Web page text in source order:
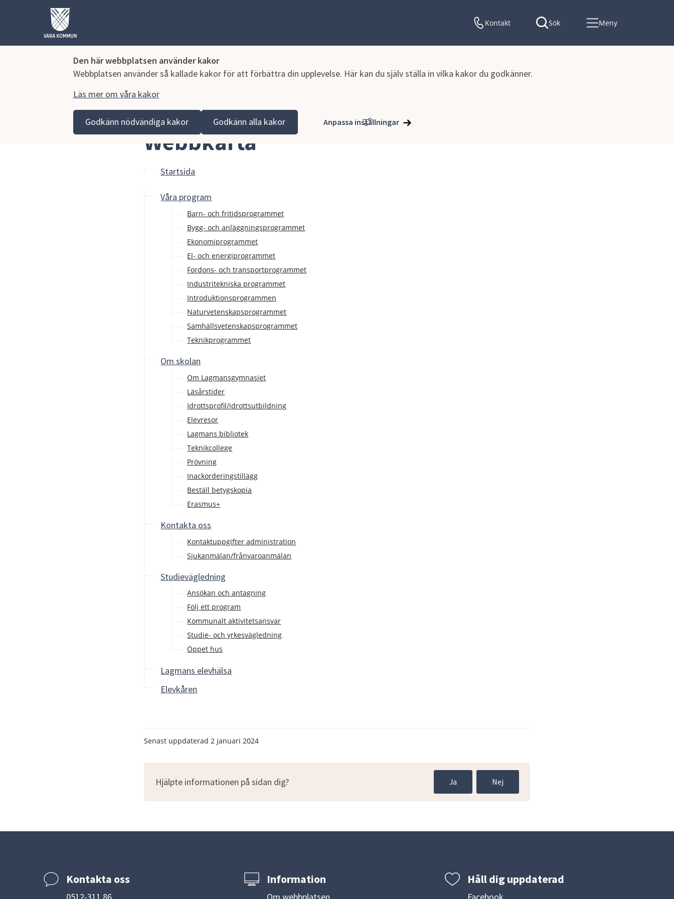
Den här webbplatsen använder kakor
Webbplatsen använder så kallade kakor för att förbättra din upplevelse. Här kan du själv ställa in vilka kakor du godkänner.
Läs mer om våra kakor
Godkänn nödvändiga kakor Godkänn alla kakor Anpassa inställningar
Kontakt Sök Meny
Lagmansgymnasiet Webbkarta
Webbkarta
Startsida
Våra program
Barn- och fritidsprogrammet
Bygg- och anläggningsprogrammet
Ekonomiprogrammet
El- och energiprogrammet
Fordons- och transportprogrammet
Industritekniska programmet
Introduktionsprogrammen
Naturvetenskapsprogrammet
Samhällsvetenskapsprogrammet
Teknikprogrammet
Om skolan
Om Lagmansgymnasiet
Läsårstider
Idrottsprofil/idrottsutbildning
Elevresor
Lagmans bibliotek
Teknikcollege
Prövning
Inackorderingstillägg
Beställ betygskopia
Erasmus+
Kontakta oss
Kontaktuppgifter administration
Sjukanmälan/frånvaroanmälan
Studievägledning
Ansökan och antagning
Följ ett program
Kommunalt aktivitetsansvar
Studie- och yrkesvägledning
Öppet hus
Lagmans elevhälsa
Elevkåren
Senast uppdaterad 2 januari 2024
Hjälpte informationen på sidan dig? Ja Nej
Kontakta oss
0512-311 86
Information
Om webbplatsen
Håll dig uppdaterad
Facebook